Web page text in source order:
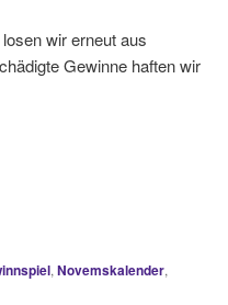
wir erneut aus
Gewinne haften wir
, Novemskalender,